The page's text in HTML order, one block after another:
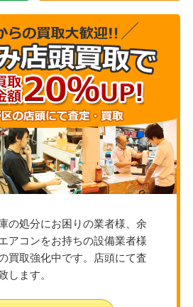
の処分にお困りの業者様、余
アコンをお持ちの設備業者様
買取強化中です。店頭にて査
します。